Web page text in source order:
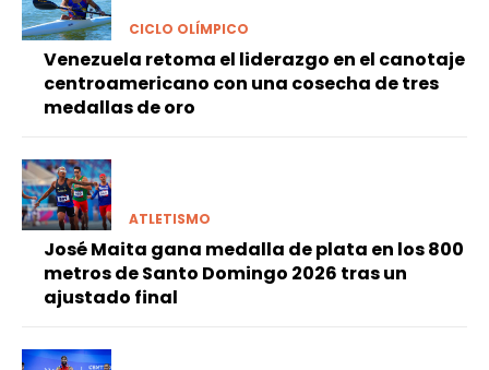
CICLO OLÍMPICO
Venezuela retoma el liderazgo en el canotaje
centroamericano con una cosecha de tres
medallas de oro
ATLETISMO
José Maita gana medalla de plata en los 800
metros de Santo Domingo 2026 tras un
ajustado final